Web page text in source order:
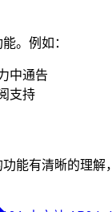
。例如：
中通告
支持
能有清晰的理解